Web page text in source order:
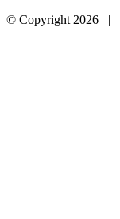
© Copyright 2026 |